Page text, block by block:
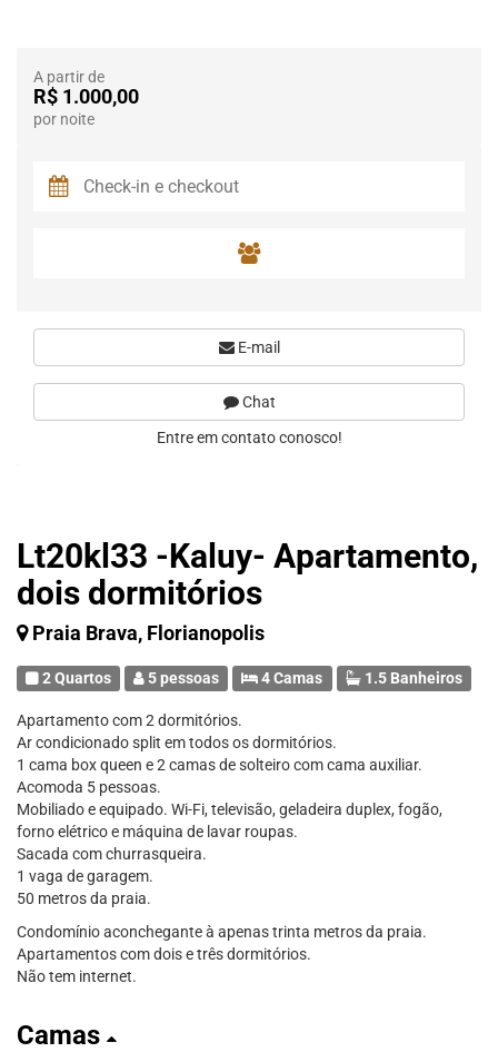
Lt20kl33 -Kaluy- Apartamento,
dois dormitórios
Praia Brava, Florianopolis
2 Quartos 5 pessoas 4 Camas 1.5 Banheiros
Apartamento com 2 dormitórios.
Ar condicionado split em todos os dormitórios.
1 cama box queen e 2 camas de solteiro com cama auxiliar.
Acomoda 5 pessoas.
Mobiliado e equipado. Wi-Fi, televisão, geladeira duplex, fogão,
forno elétrico e máquina de lavar roupas.
Sacada com churrasqueira.
1 vaga de garagem.
50 metros da praia.
Condomínio aconchegante à apenas trinta metros da praia.
Apartamentos com dois e três dormitórios.
Não tem internet.
Camas
A partir de
R$ 1.000,00
por noite
E-mail
Chat
Entre em contato conosco!